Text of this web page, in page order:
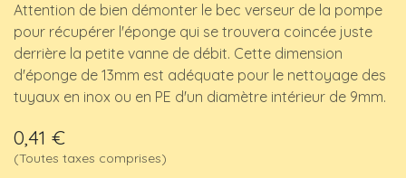
Attention de bien démonter le bec verseur de la pompe
pour récupérer l'éponge qui se trouvera coincée juste
derrière la petite vanne de débit. Cette dimension
d'éponge de 13mm est adéquate pour le nettoyage des
tuyaux en inox ou en PE d'un diamètre intérieur de 9mm.
0,41 €
(Toutes taxes comprises)